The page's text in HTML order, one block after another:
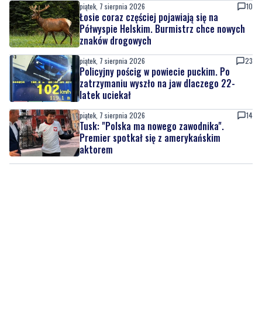
piątek, 7 sierpnia 2026 10
Łosie coraz częściej pojawiają się na
Półwyspie Helskim. Burmistrz chce nowych
znaków drogowych
piątek, 7 sierpnia 2026 23
Policyjny pościg w powiecie puckim. Po
zatrzymaniu wyszło na jaw dlaczego 22-
latek uciekał
piątek, 7 sierpnia 2026 14
Tusk: "Polska ma nowego zawodnika".
Premier spotkał się z amerykańskim
aktorem